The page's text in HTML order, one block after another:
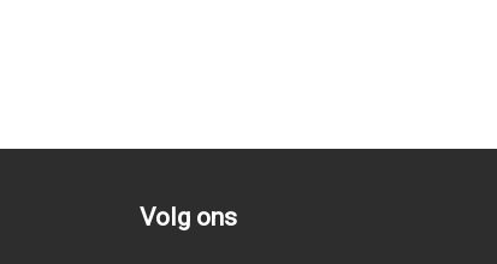
Volg ons